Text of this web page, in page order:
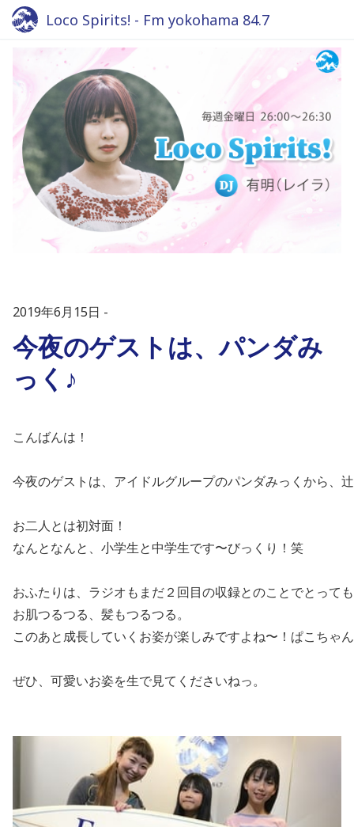
Loco Spirits! - Fm yokohama 84.7
2019年6月15日
今夜のゲストは、パンダみ
っく♪
こんばんは！
今夜のゲストは、アイドルグループのパンダみっくから、
お二人とは初対面！
なんとなんと、小学生と中学生です〜びっくり！笑
おふたりは、ラジオもまだ２回目の収録とのことでとって
お肌つるつる、髪もつるつる。
このあと成長していくお姿が楽しみですよね〜！ぱこちゃ
ぜひ、可愛いお姿を生で見てくださいねっ。